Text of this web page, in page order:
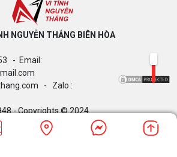
NGUYỄN THẮNG BIÊN HÒA​
- Email:
- Zalo :
- Copyrights © 2024
All Rights Reserved